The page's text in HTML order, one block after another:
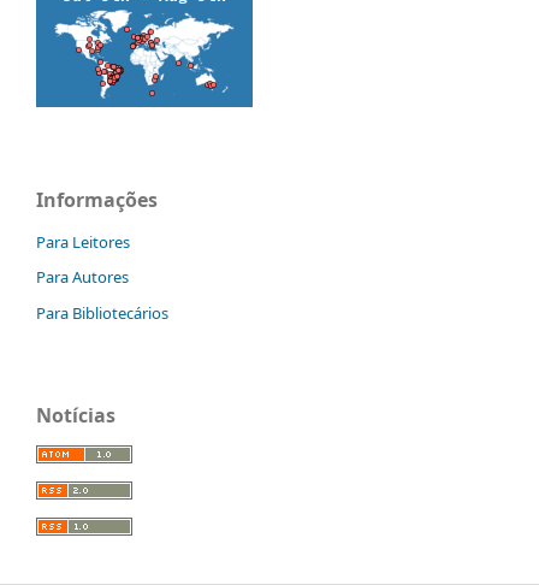
Informações
Para Leitores
Para Autores
Para Bibliotecários
Notícias